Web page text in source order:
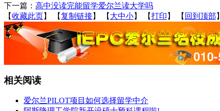
下一篇： 高中没读完能留学爱尔兰读大学吗
【收藏此页】 【复制链接】 【 大中小】 【打印 】 【 回到顶部
相关阅读
爱尔兰PILOT项目如何选择留学中介